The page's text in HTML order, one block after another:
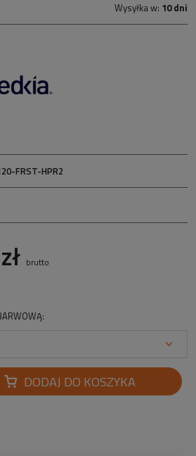
Wysyłka w: 10 dni
FRST-HPR2
brutto
DODAJ DO KOSZYKA